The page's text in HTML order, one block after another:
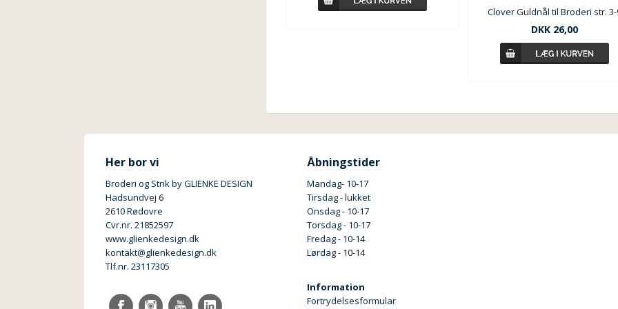
Clover Guldnål til Broderi str.
DKK 26,00
Her bor vi
Broderi og Strik by GLIENKE DESIGN
Hadsundvej 6
2610 Rødovre
Cvr.nr. 21852597
www.glienkedesign.dk
kontakt@glienkedesign.dk
Tlf.nr. 23117305
Åbningstider
Mandag- 10-17
Tirsdag - lukket
Onsdag - 10-17
Torsdag - 10-17
Fredag - 10-14
Lørdag - 10-14
Information
Fortrydelsesformular